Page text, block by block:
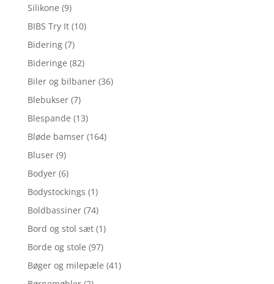
Silikone (9)
BIBS Try It (10)
Bidering (7)
Bideringe (82)
Biler og bilbaner (36)
Blebukser (7)
Blespande (13)
Bløde bamser (164)
Bluser (9)
Bodyer (6)
Bodystockings (1)
Boldbassiner (74)
Bord og stol sæt (1)
Borde og stole (97)
Bøger og milepæle (41)